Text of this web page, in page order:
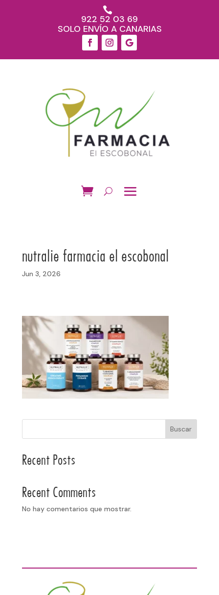

922 52 03 69
SOLO ENVÍO A CANARIAS
nutralie farmacia el escobonal
Jun 3, 2026
Buscar
Recent Posts
Recent Comments
No hay comentarios que mostrar.